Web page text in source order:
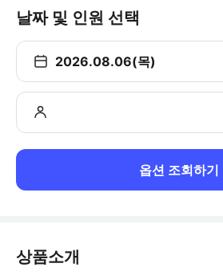
날짜 및 인원 선택
2026.08.06(목)
옵션 조회하기
상품소개